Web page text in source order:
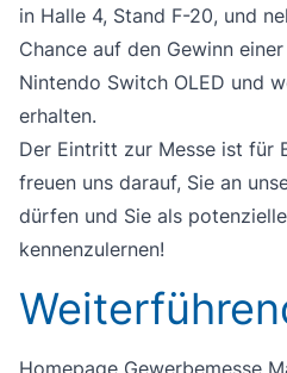
in Halle 4, Stand F-20, und
Chance auf den Gewinn
Nintendo Switch OLED und
erhalten.
Der Eintritt zur Messe ist für
freuen uns darauf, Sie an
dürfen und Sie als
kennenzulernen!
Homepage Gewerbemesse